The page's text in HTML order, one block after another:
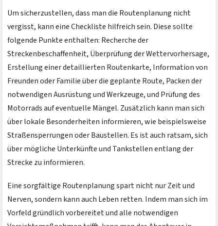
Um sicherzustellen, dass man die Routenplanung nicht
vergisst, kann eine Checkliste hilfreich sein. Diese sollte
folgende Punkte enthalten: Recherche der
Streckenbeschaffenheit, Überprüfung der Wettervorhersage,
Erstellung einer detaillierten Routenkarte, Information von
Freunden oder Familie über die geplante Route, Packen der
notwendigen Ausrüstung und Werkzeuge, und Prüfung des
Motorrads auf eventuelle Mängel. Zusätzlich kann man sich
über lokale Besonderheiten informieren, wie beispielsweise
Straßensperrungen oder Baustellen. Es ist auch ratsam, sich
über mögliche Unterkünfte und Tankstellen entlang der
Strecke zu informieren.
Eine sorgfältige Routenplanung spart nicht nur Zeit und
Nerven, sondern kann auch Leben retten. Indem man sich im
Vorfeld gründlich vorbereitet und alle notwendigen